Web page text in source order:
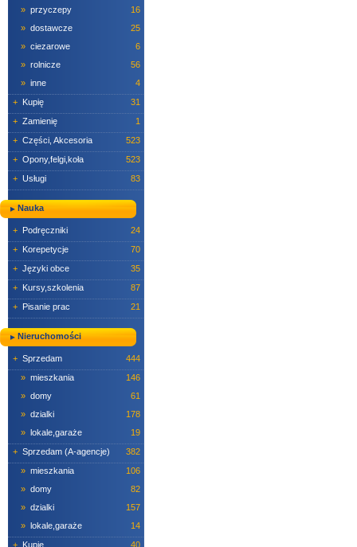
» przyczepy
16
» dostawcze
25
» ciezarowe
6
» rolnicze
56
» inne
4
+ Kupię
31
+ Zamienię
1
+ Części, Akcesoria
523
+ Opony,felgi,koła
523
+ Usługi 83
Nauka
+ Podręczniki
24
+ Korepetycje
70
+ Języki obce
35
+ Kursy,szkolenia
87
+ Pisanie prac 21
Nieruchomości
+ Sprzedam
444
» mieszkania
146
» domy
61
» dzialki
178
» lokale,garaże
19
+ Sprzedam (A-agencje)
382
» mieszkania
106
» domy
82
» dzialki
157
» lokale,garaże
14
+ Kupię
40